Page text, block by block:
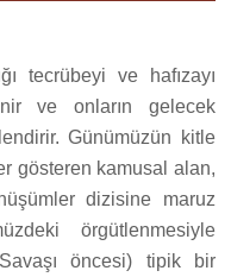
tecrübeyi ve hafızayı
ve onların gelecek
Günümüzün kitle
gösteren kamusal alan,
dizisine maruz
örgütlenmesiyle
öncesi) tipik bir